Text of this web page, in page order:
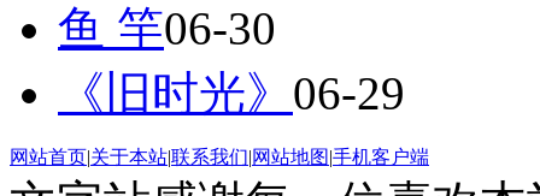
鱼 竿06-30
《旧时光》 06-29
网站首页|关于本站|联系我们|网站地图|手机客户端